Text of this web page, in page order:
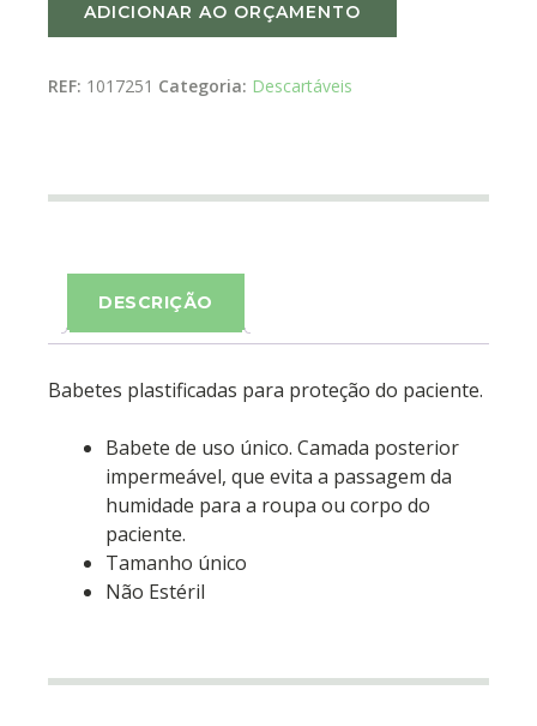
ADICIONAR AO ORÇAMENTO
REF: 1017251 Categoria: Descartáveis
DESCRIÇÃO
Babetes plastificadas para proteção do paciente.
Babete de uso único. Camada posterior
impermeável, que evita a passagem da
humidade para a roupa ou corpo do
paciente.
Tamanho único
Não Estéril